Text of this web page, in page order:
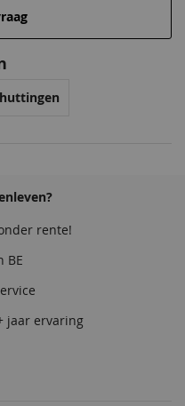
rente!
BE
jaar ervaring